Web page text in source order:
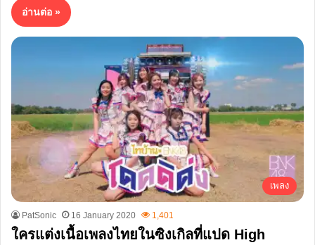
อ่านต่อ »
เพลง
PatSonic 16 January 2020 1,401
ใครแต่งเนื้อเพลงไทยในซิงเกิลที่แปด High